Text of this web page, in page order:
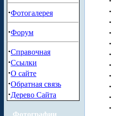
·Фотогалерея
·Форум
·Справочная
·Ссылки
·О сайте
·Обратная связь
·Дерево Сайта
Фотографии
·
·
·
·
·
·
·
·
·
·